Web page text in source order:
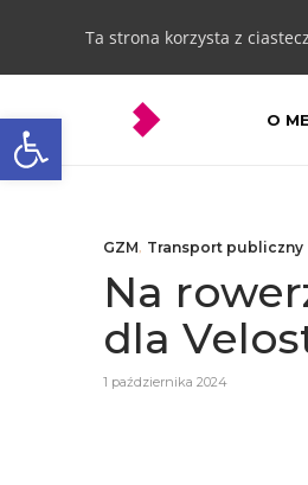
Otwórz pasek narzędzi
Ta strona korzysta z
O
GZM, Transport publiczny
Na
dla
1 października 2024